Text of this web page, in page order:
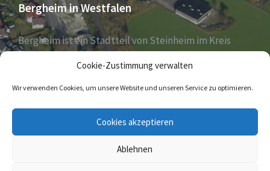
Cookie-Zustimmung verwalten
Wir verwenden Cookies, um unsere Website und unseren Service zu optimieren.
Cookies akzeptieren
Ablehnen
Bergheim in Westfalen
Bergheim ist ein Stadtteil von Steinheim im Kreis
Höxter, Nordrhein-Westfalen, und zählt aktuell 1030
Einwohner – Stand 31. Dezember 2018.